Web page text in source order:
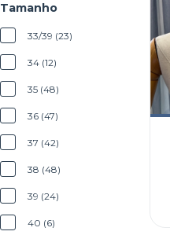
Tamanho
33/39 (23)
34 (12)
35 (48)
36 (47)
37 (42)
38 (48)
39 (24)
40 (6)